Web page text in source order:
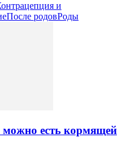
и
После родовРоды
есть кормящей